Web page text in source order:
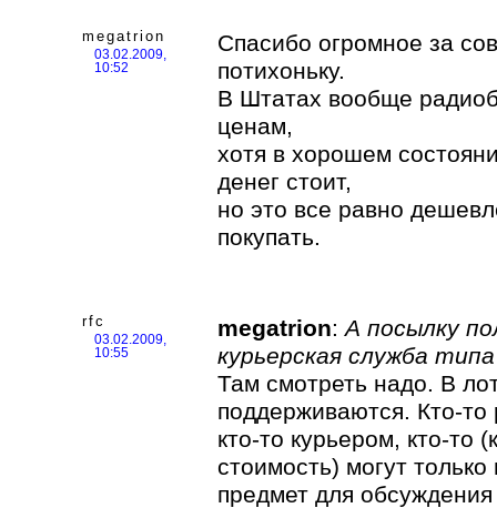
megatrion
03.02.2009,
10:52
Спасибо огромное за
потихоньку.
В Штатах вообще
ценам,
хотя в хорошем
денег стоит,
но это все равно
покупать.
rfc
03.02.2009,
10:55
megatrion:А посылку
курьерская служба
Там смотреть надо. В
поддерживаются. Кто-
кто-то курьером, кто-то
стоимость) могут
предмет для